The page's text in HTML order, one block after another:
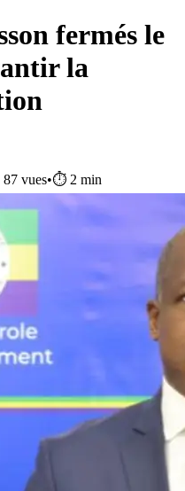
fermés le
la
87 vues•⏱️ 2 min